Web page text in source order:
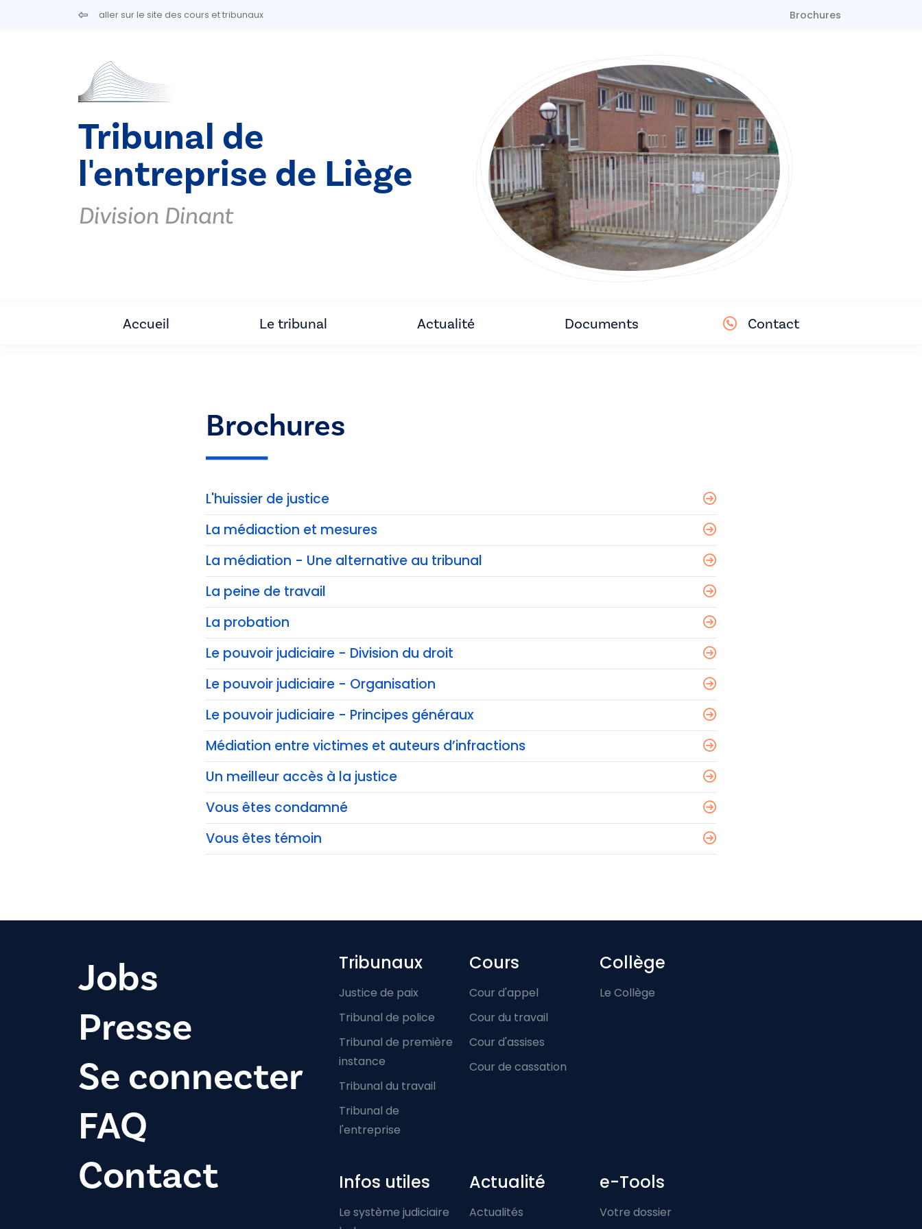
Aller au contenu principalaller sur le site des cours et tribunaux Brochures
Tribunal de
l'entreprise de Liège
Division Dinant
Accueil Le tribunal Actualité Documents Contact
Brochures
L'huissier de justice
La médiaction et mesures
La médiation - Une alternative au tribunal
La peine de travail
La probation
Le pouvoir judiciaire - Division du droit
Le pouvoir judiciaire - Organisation
Le pouvoir judiciaire - Principes généraux
Médiation entre victimes et auteurs d’infractions
Un meilleur accès à la justice
Vous êtes condamné
Vous êtes témoin
Jobs
Presse
Se connecter
FAQ
Contact
Footer-menu
Tribunaux
Justice de paix
Tribunal de police
Tribunal de première
instance
Tribunal du travail
Tribunal de
l'entreprise
Cours
Cour d'appel
Cour du travail
Cour d'assises
Cour de cassation
Collège
Le Collège
Infos utiles
Le système judiciaire
Actualité
Actualités
e-Tools
Votre dossier